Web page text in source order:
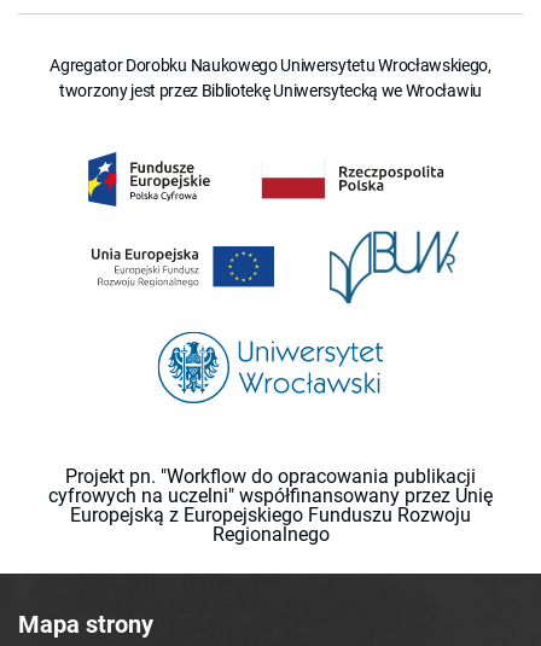
Agregator Dorobku Naukowego Uniwersytetu Wrocławskiego,
tworzony jest przez Bibliotekę Uniwersytecką we Wrocławiu
Projekt pn. "Workflow do opracowania publikacji
cyfrowych na uczelni" współfinansowany przez Unię
Europejską z Europejskiego Funduszu Rozwoju
Regionalnego
Mapa strony